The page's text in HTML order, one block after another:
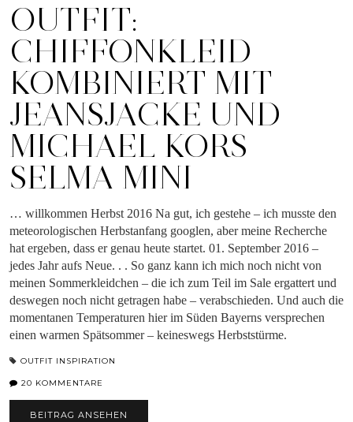
OUTFIT:
CHIFFONKLEID
KOMBINIERT MIT
JEANSJACKE UND
MICHAEL KORS
SELMA MINI
… willkommen Herbst 2016 Na gut, ich gestehe – ich musste den
meteorologischen Herbstanfang googlen, aber meine Recherche
hat ergeben, dass er genau heute startet. 01. September 2016 –
jedes Jahr aufs Neue. . . So ganz kann ich mich noch nicht von
meinen Sommerkleidchen – die ich zum Teil im Sale ergattert und
deswegen noch nicht getragen habe – verabschieden. Und auch die
momentanen Temperaturen hier im Süden Bayerns versprechen
einen warmen Spätsommer – keineswegs Herbststürme.
OUTFIT INSPIRATION
20 KOMMENTARE
BEITRAG ANSEHEN